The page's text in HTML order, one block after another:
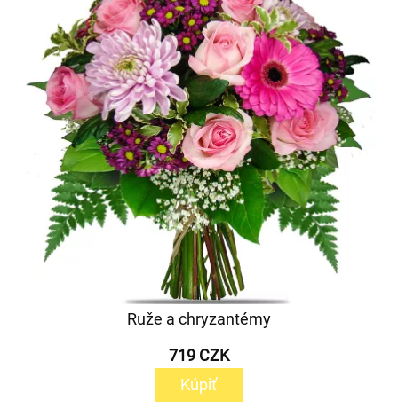
Ruže a chryzantémy
719 CZK
Kúpiť